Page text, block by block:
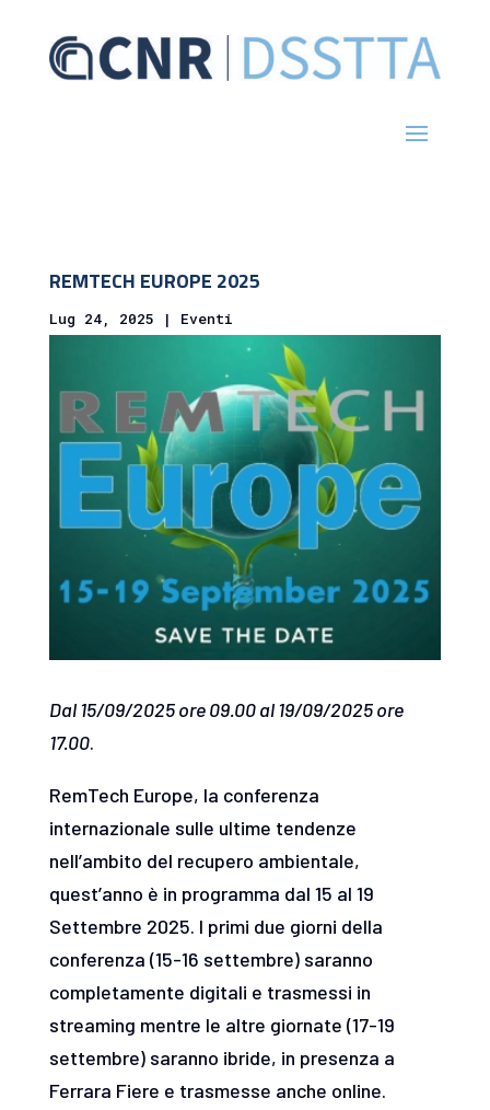
REMTECH EUROPE 2025
Lug 24, 2025 | Eventi
Dal 15/09/2025 ore 09.00 al 19/09/2025 ore
17.00.
RemTech Europe, la conferenza
internazionale sulle ultime tendenze
nell’ambito del recupero ambientale,
quest’anno è in programma dal 15 al 19
Settembre 2025. I primi due giorni della
conferenza (15-16 settembre) saranno
completamente digitali e trasmessi in
streaming mentre le altre giornate (17-19
settembre) saranno ibride, in presenza a
Ferrara Fiere e trasmesse anche online.